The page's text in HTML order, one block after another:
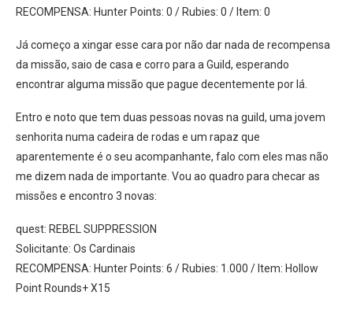
RECOMPENSA: Hunter Points: 0 / Rubies: 0 / Item: 0
Já começo a xingar esse cara por não dar nada de recompensa
da missão, saio de casa e corro para a Guild, esperando
encontrar alguma missão que pague decentemente por lá.
Entro e noto que tem duas pessoas novas na guild, uma jovem
senhorita numa cadeira de rodas e um rapaz que
aparentemente é o seu acompanhante, falo com eles mas não
me dizem nada de importante. Vou ao quadro para checar as
missões e encontro 3 novas:
quest: REBEL SUPPRESSION
Solicitante: Os Cardinais
RECOMPENSA: Hunter Points: 6 / Rubies: 1.000 / Item: Hollow
Point Rounds+ X15